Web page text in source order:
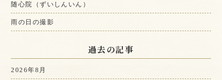
随心院（ずいしんいん）
雨の日の撮影
過去の記事
2026年8月